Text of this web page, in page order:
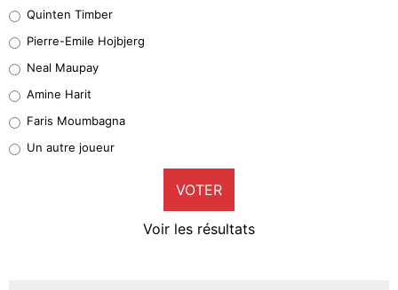
5%
1%
9%
Quinten Timber
Pierre-Emile Hojbjerg
Neal Maupay
Amine Harit
Faris Moumbagna
Un autre joueur
VOTER
Voir les résultats